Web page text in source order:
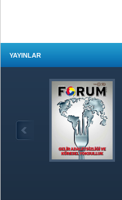
YAYINLAR